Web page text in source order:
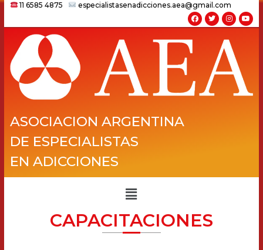
11 6585 4875 especialistasenadicciones.aea@gmail.com
ASOCIACION ARGENTINA
DE ESPECIALISTAS
EN ADICCIONES
CAPACITACIONES